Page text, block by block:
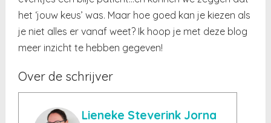
het ‘jouw keus’ was. Maar hoe goed kan je kiezen als
je niet alles er vanaf weet? Ik hoop je met deze blog
meer inzicht te hebben gegeven!
Over de schrijver
Lieneke Steverink Jorna